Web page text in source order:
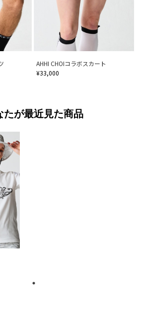
AHHI CHOIコラボスカート
¥33,000
たが最近見た商品